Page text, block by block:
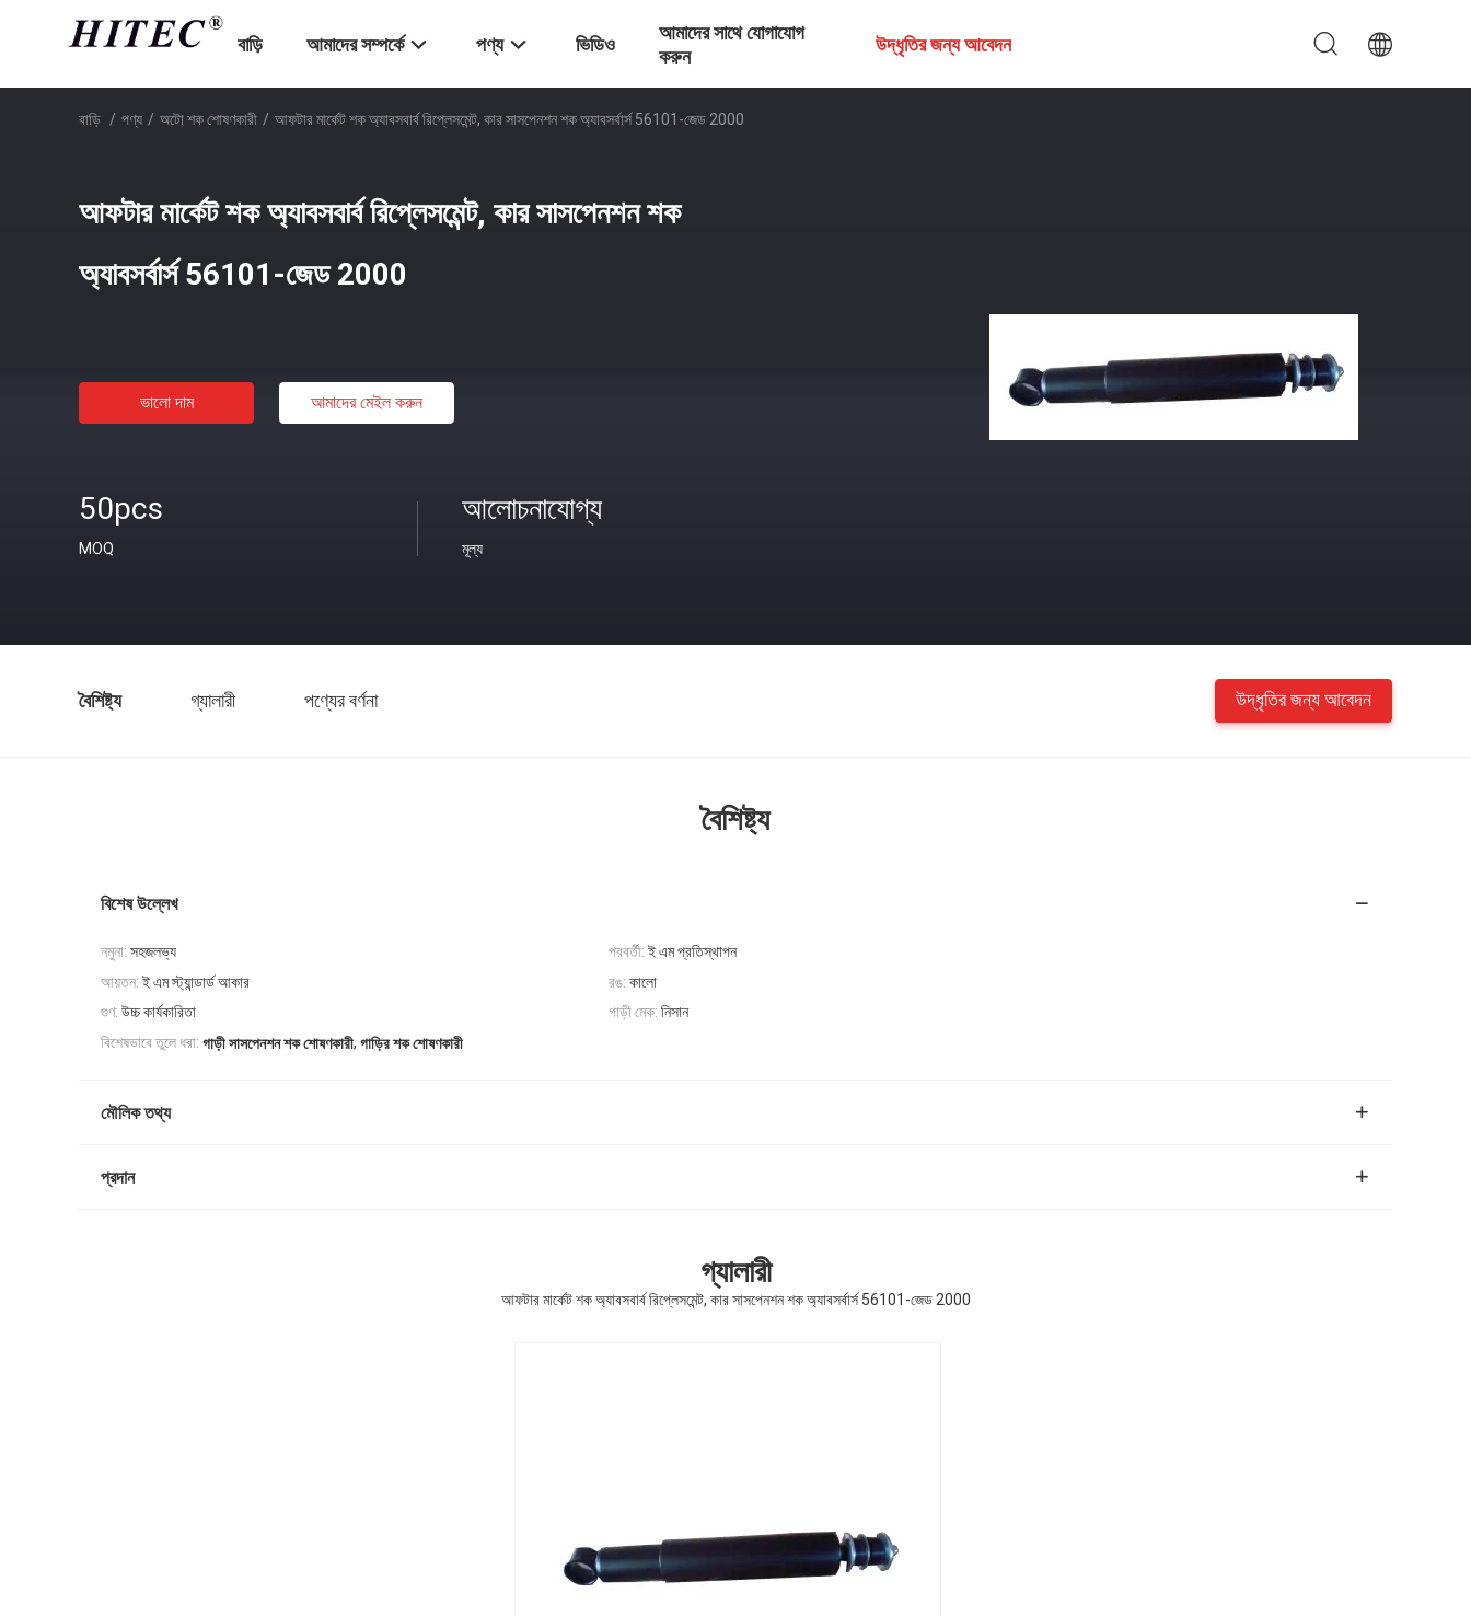
বাড়ি আমাদের সম্পর্কে পণ্য ভিডিও
আমাদের সাথে যোগাযোগ
করুন
উদ্ধৃতির জন্য আবেদন
বাড়ি / পণ্য / অটো শক শোষণকারী / আফটার মার্কেট শক অ্যাবসবার্ব রিপ্লেসমেন্ট, কার সাসপেনশন শক অ্যাবসর্বার্স 56101-জেড 2000
আফটার মার্কেট শক অ্যাবসবার্ব রিপ্লেসমেন্ট, কার সাসপেনশন শক
অ্যাবসর্বার্স 56101-জেড 2000
ভালো দাম আমাদের মেইল ​​করুন
50pcs
MOQ
আলোচনাযোগ্য
মূল্য
বৈশিষ্ট্য গ্যালারী পণ্যের বর্ণনা উদ্ধৃতির জন্য আবেদন
বৈশিষ্ট্য
বিশেষ উল্লেখ
নমুনা: সহজলভ্য পরবর্তী: ই এম প্রতিস্থাপন
আয়তন: ই এম স্ট্যান্ডার্ড আকার রঙ: কালো
গুণ: উচ্চ কার্যকারিতা গাড়ী মেক: নিসান
বিশেষভাবে তুলে ধরা: গাড়ী সাসপেনশন শক শোষণকারী, গাড়ির শক শোষণকারী
মৌলিক তথ্য
প্রদান
গ্যালারী
আফটার মার্কেট শক অ্যাবসবার্ব রিপ্লেসমেন্ট, কার সাসপেনশন শক অ্যাবসর্বার্স 56101-জেড 2000